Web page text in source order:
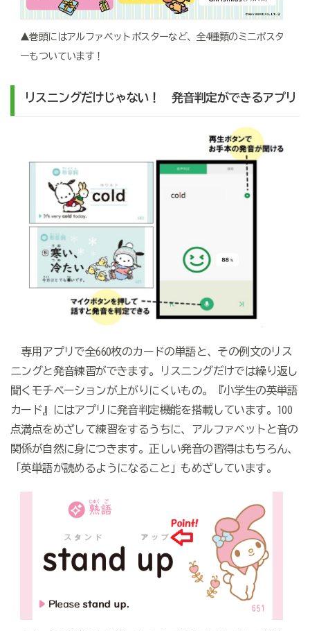
▲巻頭にはアルファベットポスターなど、全4種類のミニポスタ
ーもついています！
リスニングだけじゃない！ 発音判定ができるアプリ
専用アプリで全660枚のカードの単語と、その例文のリス
ニングと発音練習ができます。リスニングだけでは繰り返し
聞くモチベーションが上がりにくいもの。『小学生の英単語
カード』にはアプリに発音判定機能を搭載しています。100
点満点をめざして練習をするうちに、アルファベットと音の
関係が自然に身につきます。正しい発音の習得はもちろん、
「英単語が読めるようになること」もめざしています。